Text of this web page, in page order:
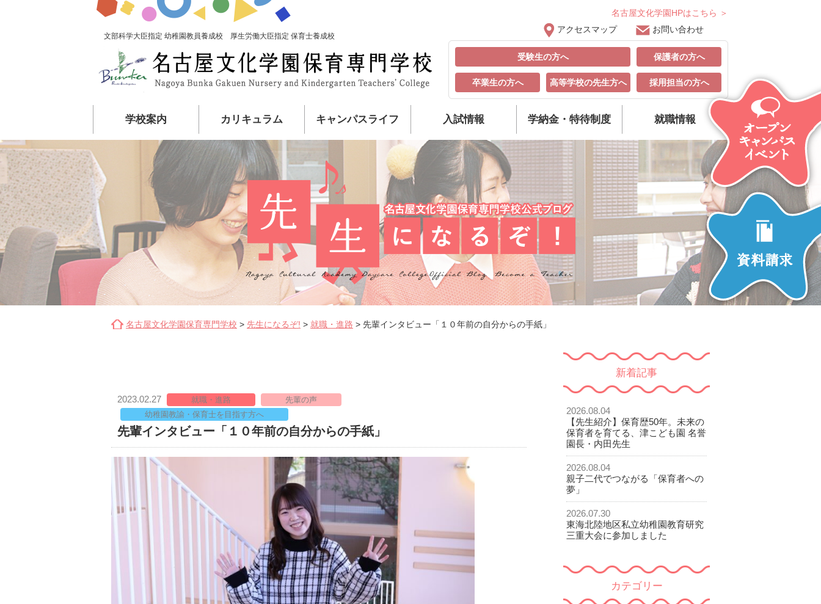
文部科学大臣指定 幼稚園教員養成校 厚生労働大臣指定 保育士養成校
名古屋文化学園HPはこちら ＞
アクセスマップ
お問い合わせ
受験生の方へ 保護者の方へ
卒業生の方へ 高等学校の先生方へ 採用担当の方へ
学校案内 カリキュラム キャンパスライフ 入試情報 学納金・特待制度 就職情報
名古屋文化学園保育専門学校 > 先生になるぞ! > 就職・進路 > 先輩インタビュー「１０年前の自分からの手紙」
2023.02.27 就職・進路
先輩の声
幼稚園教諭・保育士を目指す方へ
先輩インタビュー「１０年前の自分からの手紙」
新着記事
2026.08.04
【先生紹介】保育歴50年。未来の
保育者を育てる、津こども園 名誉
園長・内田先生
2026.08.04
親子二代でつながる「保育者への
夢」
2026.07.30
東海北陸地区私立幼稚園教育研究
三重大会に参加しました
カテゴリー